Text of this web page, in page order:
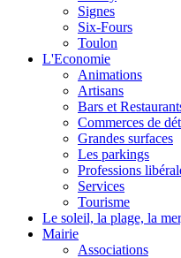
Signes
Six-Fours
Toulon
L'Economie
Animations
Artisans
Bars et
Commerces de
Grandes surfaces
Les parkings
Professions
Services
Tourisme
Le soleil, la plage, la
Mairie
Associations